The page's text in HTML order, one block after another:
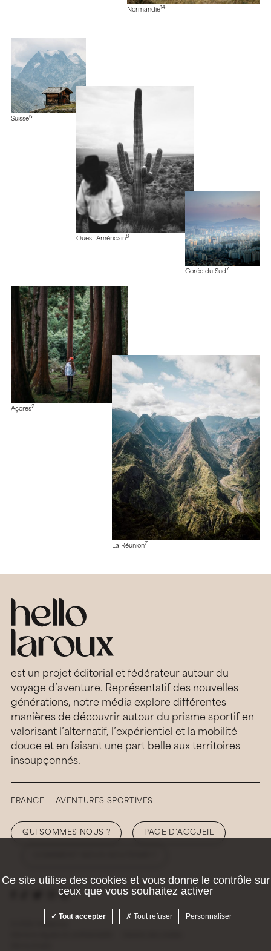
Normandie14
Suisse6
Ouest Américain8
Corée du Sud 7
Açores2
La Réunion7
est un projet éditorial et fédérateur autour du
voyage d’aventure. Représentatif des nouvelles
générations, notre média explore différentes
manières de découvrir autour du prisme sportif en
valorisant l’alternatif, l’expérientiel et la mobilité
douce et en faisant une part belle aux territoires
insoupçonnés.
FRANCE AVENTURES SPORTIVES
QUI SOMMES NOUS ? PAGE D’ACCUEIL
© 2026 Hellolaroux
Ce site utilise des cookies et vous donne le contrôle sur
ceux que vous souhaitez activer
Tout accepter Tout refuser Personnaliser